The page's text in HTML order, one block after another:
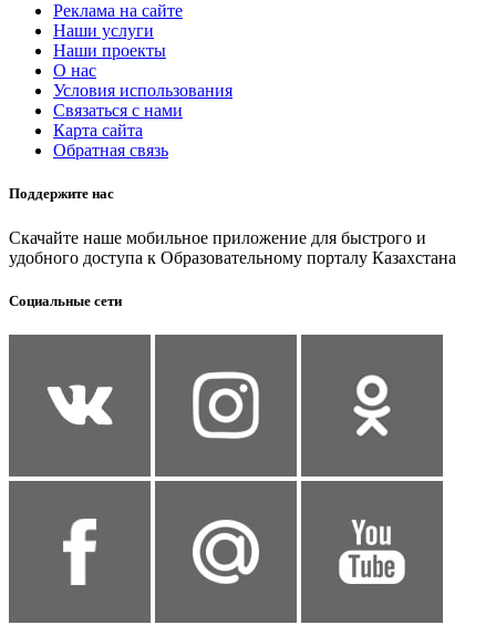
Реклама на сайте
Наши услуги
Наши проекты
О нас
Условия использования
Связаться с нами
Карта сайта
Обратная связь
Поддержите нас
Скачайте наше мобильное приложение для быстрого и
удобного доступа к Образовательному порталу Казахстана
Социальные сети